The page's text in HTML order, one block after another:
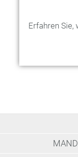
Erfahren Sie,